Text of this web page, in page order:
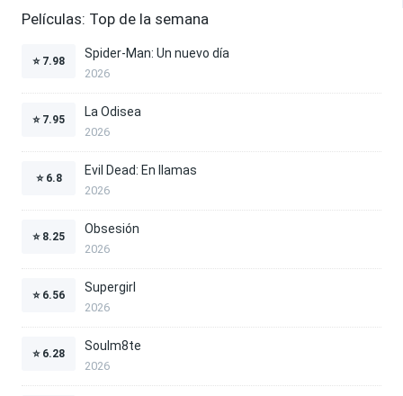
Películas: Top de la semana
⭐ 7.98
Spider-Man: Un nuevo día
2026
⭐ 7.95
La Odisea
2026
⭐ 6.8
Evil Dead: En llamas
2026
⭐ 8.25
Obsesión
2026
⭐ 6.56
Supergirl
2026
⭐ 6.28
Soulm8te
2026